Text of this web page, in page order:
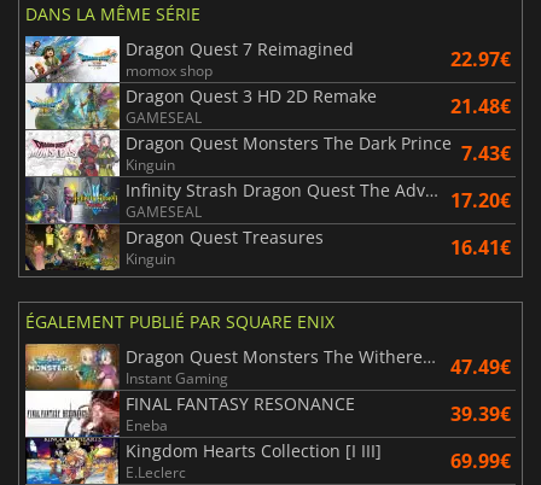
DANS LA MÊME SÉRIE
Dragon Quest 7 Reimagined
momox shop 22.97€
Dragon Quest 3 HD 2D Remake
GAMESEAL 21.48€
Dragon Quest Monsters The Dark Prince
Kinguin 7.43€
Infinity Strash Dragon Quest The Adventure of Dai
GAMESEAL 17.20€
Dragon Quest Treasures
Kinguin 16.41€
ÉGALEMENT PUBLIÉ PAR SQUARE ENIX
Dragon Quest Monsters The Withered World
Instant Gaming 47.49€
FINAL FANTASY RESONANCE
Eneba 39.39€
Kingdom Hearts Collection [I III]
E.Leclerc 69.99€